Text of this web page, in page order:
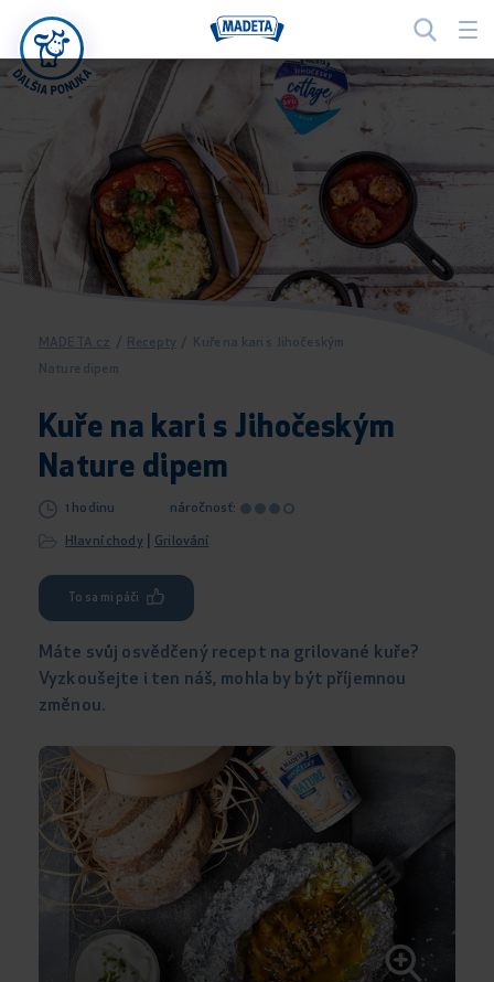
MADETA.cz / Recepty /
Kuře na kari s Jihočeským
Nature dipem
Kuře na kari s Jihočeským
Nature dipem
1 hodinu náročnosť:
Hlavní chody| Grilování
To sa mi páči
Máte svůj osvědčený recept na grilované kuře?
Vyzkoušejte i ten náš, mohla by být příjemnou
změnou.